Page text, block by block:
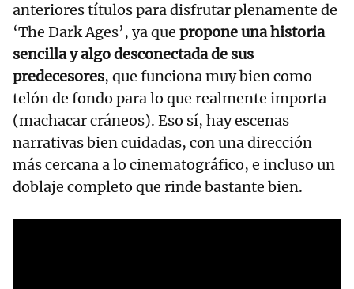
anteriores títulos para disfrutar plenamente de
‘The Dark Ages’, ya que propone una historia
sencilla y algo desconectada de sus
predecesores, que funciona muy bien como
telón de fondo para lo que realmente importa
(machacar cráneos). Eso sí, hay escenas
narrativas bien cuidadas, con una dirección
más cercana a lo cinematográfico, e incluso un
doblaje completo que rinde bastante bien.